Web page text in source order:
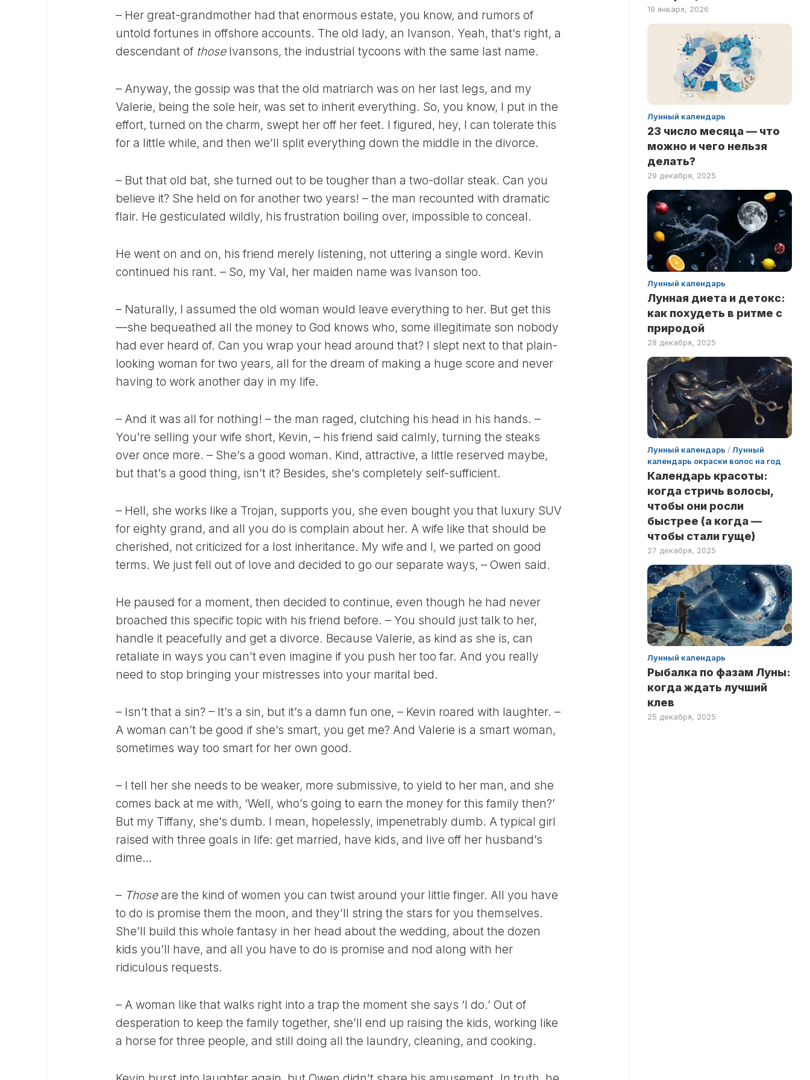
ЛУННЫЙ
ДЕНЬ
ЛУННЫЙ
25
ДЕНЬ
26
ЛУННЫЙ
27
ДЕНЬ
28
29
ЛУННЫЙ
30
ЛУННЫЙ
ДЕНЬ
– Her great-grandmother had that enormous estate, you know, and rumors of
untold fortunes in offshore accounts. The old lady, an Ivanson. Yeah, that’s right, a
descendant of thoseIvansons, the industrial tycoons with the same last name.
– Anyway, the gossip was that the old matriarch was on her last legs, and my
Valerie, being the sole heir, was set to inherit everything. So, you know, I put in the
effort, turned on the charm, swept her off her feet. I figured, hey, I can tolerate this
for a little while, and then we’ll split everything down the middle in the divorce.
– But that old bat, she turned out to be tougher than a two-dollar steak. Can you
believe it? She held on for another two years! – the man recounted with dramatic
flair. He gesticulated wildly, his frustration boiling over, impossible to conceal.
He went on and on, his friend merely listening, not uttering a single word. Kevin
continued his rant. – So, my Val, her maiden name was Ivanson too.
– Naturally, I assumed the old woman would leave everything to her. But get this
—she bequeathed all the money to God knows who, some illegitimate son nobody
had ever heard of. Can you wrap your head around that? I slept next to that plain-
looking woman for two years, all for the dream of making a huge score and never
having to work another day in my life.
– And it was all for nothing! – the man raged, clutching his head in his hands. –
You’re selling your wife short, Kevin, – his friend said calmly, turning the steaks
over once more. – She’s a good woman. Kind, attractive, a little reserved maybe,
but that’s a good thing, isn’t it? Besides, she’s completely self-sufficient.
– Hell, she works like a Trojan, supports you, she even bought you that luxury SUV
for eighty grand, and all you do is complain about her. A wife like that should be
cherished, not criticized for a lost inheritance. My wife and I, we parted on good
terms. We just fell out of love and decided to go our separate ways, – Owen said.
He paused for a moment, then decided to continue, even though he had never
broached this specific topic with his friend before. – You should just talk to her,
handle it peacefully and get a divorce. Because Valerie, as kind as she is, can
retaliate in ways you can’t even imagine if you push her too far. And you really
need to stop bringing your mistresses into your marital bed.
– Isn’t that a sin? – It’s a sin, but it’s a damn fun one, – Kevin roared with laughter. –
A woman can’t be good if she’s smart, you get me? And Valerie is a smart woman,
sometimes way too smart for her own good.
– I tell her she needs to be weaker, more submissive, to yield to her man, and she
comes back at me with, ‘Well, who’s going to earn the money for this family then?’
But my Tiffany, she’s dumb. I mean, hopelessly, impenetrably dumb. A typical girl
raised with three goals in life: get married, have kids, and live off her husband’s
dime…
– Thoseare the kind of women you can twist around your little finger. All you have
to do is promise them the moon, and they’ll string the stars for you themselves.
She’ll build this whole fantasy in her head about the wedding, about the dozen
kids you’ll have, and all you have to do is promise and nod along with her
ridiculous requests.
– A woman like that walks right into a trap the moment she says ‘I do.’ Out of
desperation to keep the family together, she’ll end up raising the kids, working like
a horse for three people, and still doing all the laundry, cleaning, and cooking.
19 января, 2026
Лунный календарь
23 число месяца — что
можно и чего нельзя
делать?
29 декабря, 2025
Лунный календарь
Лунная диета и детокс:
как похудеть в ритме с
природой
28 декабря, 2025
Лунный календарь /Лунный
календарь окраски волос на год
Календарь красоты:
когда стричь волосы,
чтобы они росли
быстрее (а когда —
чтобы стали гуще)
27 декабря, 2025
Лунный календарь
Рыбалка по фазам Луны:
когда ждать лучший
клев
25 декабря, 2025